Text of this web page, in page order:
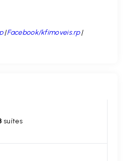
|Facebook/kfimoveis.rp|
suítes